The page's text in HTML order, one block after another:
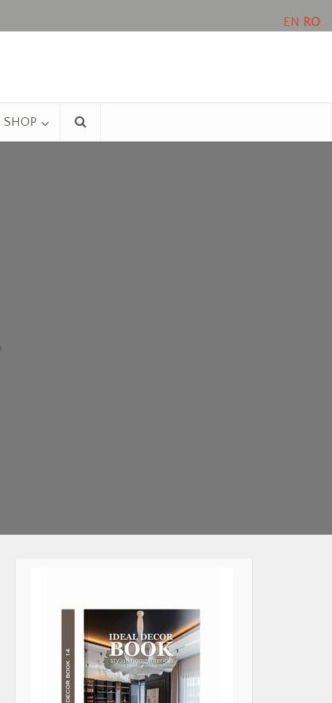
SHOP
EN RO